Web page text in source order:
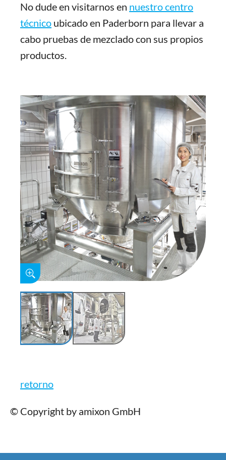
No dude en visitarnos en nuestro centro
técnico ubicado en Paderborn para llevar a
cabo pruebas de mezclado con sus propios
productos.
retorno
© Copyright by amixon GmbH